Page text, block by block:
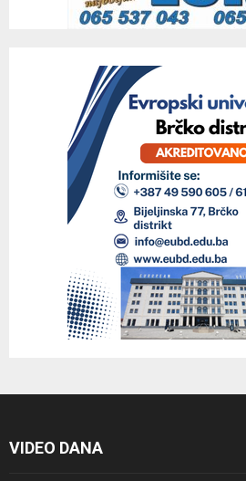
VIDEO DANA